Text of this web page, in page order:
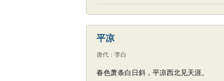
平凉
唐代 ： 李白
春色萧条白日斜，平凉西北见天涯。